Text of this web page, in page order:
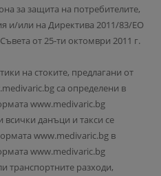
за защита на потребителите,
и/или на Директива 2011/83/ЕО
от 25-ти октомври 2011 г.
на стоките, предлагани от
са определени в
www.medivaric.bg
всички данъци и такси се
www.medivaric.bg в
www.medivaric.bg
транспортните разходи,